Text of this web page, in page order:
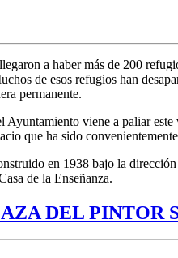
a haber más de 200
de esos refugios han
permanente.
viene a paliar
que ha sido
en 1938 bajo la
de la Enseñanza.
DEL PINTOR